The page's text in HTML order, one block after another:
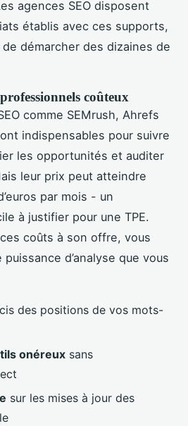
agences SEO disposent
établis avec ces supports,
démarcher des dizaines de
coûteux
comme SEMrush, Ahrefs
indispensables pour suivre
les opportunités et auditer
leur prix peut atteindre
par mois - un
à justifier pour une TPE.
coûts à son offre, vous
d’analyse que vous
des positions de vos mots-
onéreux sans
sur les mises à jour des